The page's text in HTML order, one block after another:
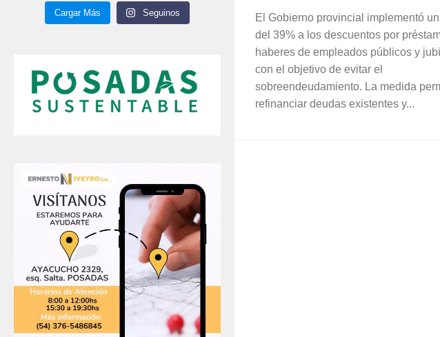
El Gobierno provincial implementó
del 39% a los descuentos por
haberes de empleados públicos y
con el objetivo de evitar el
sobreendeudamiento. La medida
refinanciar deudas existentes y...
Cargar Más Seguinos